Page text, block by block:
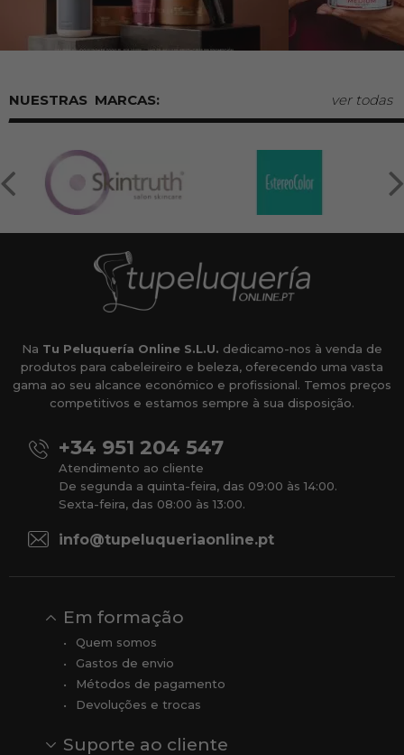
MARCAS: ver todas
Na Tu Peluquería Online S.L.U. dedicamo-nos à venda de
produtos para cabeleireiro e beleza, oferecendo uma vasta
gama ao seu alcance económico e profissional. Temos preços
competitivos e estamos sempre à sua disposição.
+34 951 204 547
Atendimento ao cliente
De segunda a quinta-feira, das 09:00 às 14:00.
Sexta-feira, das 08:00 às 13:00.
info@tupeluqueriaonline.pt
Em formação
Quem somos
Gastos de envio
Métodos de pagamento
Devoluções e trocas
Suporte ao cliente